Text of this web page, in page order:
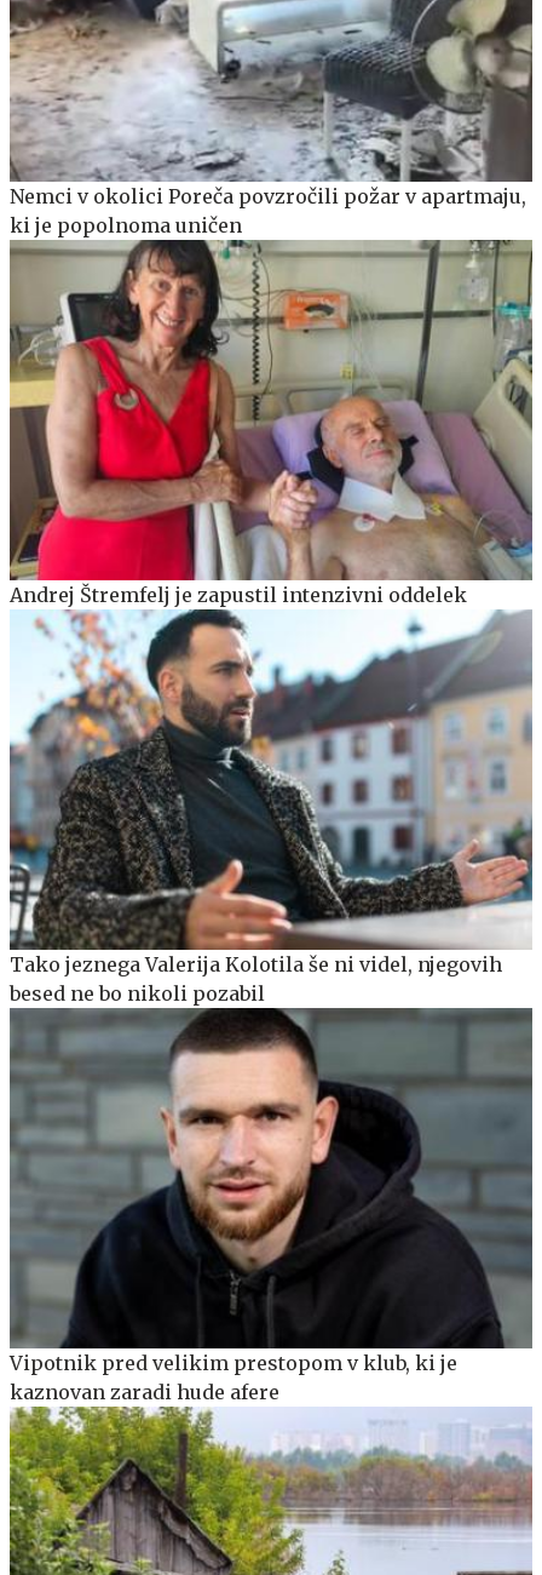
Nemci v okolici Poreča povzročili požar v apartmaju,
ki je popolnoma uničen
Andrej Štremfelj je zapustil intenzivni oddelek
Tako jeznega Valerija Kolotila še ni videl, njegovih
besed ne bo nikoli pozabil
Vipotnik pred velikim prestopom v klub, ki je
kaznovan zaradi hude afere